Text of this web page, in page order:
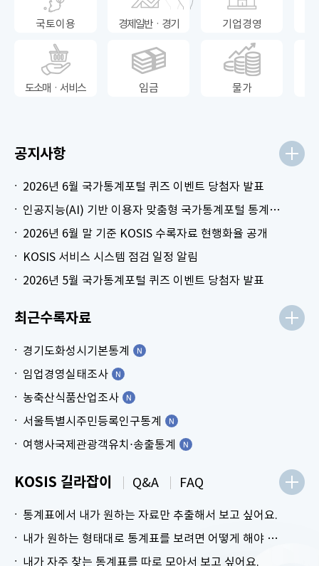
국토이용 경제일반ㆍ경기 기업경영
도소매ㆍ서비스 임금 물가
공지사항
2026년 6월 국가통계포털 퀴즈 이벤트 당첨자 발표
인공지능(AI) 기반 이용자 맞춤형 국가통계포털 통계표 생성 시범 서비스 안내
2026년 6월 말 기준 KOSIS 수록자료 현행화율 공개
KOSIS 서비스 시스템 점검 일정 알림
2026년 5월 국가통계포털 퀴즈 이벤트 당첨자 발표
최근수록자료
경기도화성시기본통계
임업경영실태조사
농축산식품산업조사
서울특별시주민등록인구통계
여행사국제관광객유치⋅송출통계
KOSIS 길라잡이
통계표에서 내가 원하는 자료만 추출해서 보고 싶어요.
내가 원하는 형태대로 통계표를 보려면 어떻게 해야 하나요?
내가 자주 찾는 통계표를 따로 모아서 보고 싶어요.
Q&A FAQ